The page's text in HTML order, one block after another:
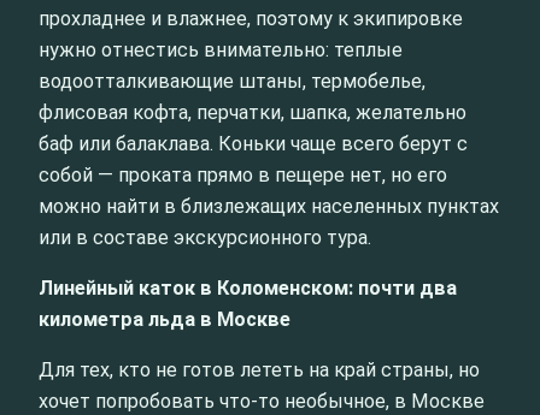
прохладнее и влажнее, поэтому к экипировке
нужно отнестись внимательно: теплые
водоотталкивающие штаны, термобелье,
флисовая кофта, перчатки, шапка, желательно
баф или балаклава. Коньки чаще всего берут с
собой — проката прямо в пещере нет, но его
можно найти в близлежащих населенных пунктах
или в составе экскурсионного тура.
Линейный каток в Коломенском: почти два
километра льда в Москве
Для тех, кто не готов лететь на край страны, но
хочет попробовать что-то необычное, в Москве